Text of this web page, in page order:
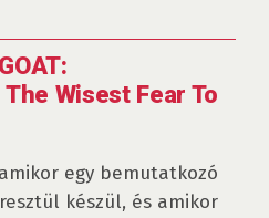
Wisest Fear To
egy bemutatkozó
készül, és amikor